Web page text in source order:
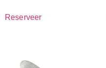
Reserveer